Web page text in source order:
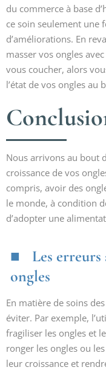
du commerce à base
ce soin seulement une
d’améliorations. En
masser vos ongles
vous coucher, alors
l’état de vos ongles au
Nous arrivons au bout
croissance de vos
compris, avoir des
le monde, à condition
d’adopter une
Les erreurs
ongles
En matière de soins
éviter. Par exemple,
fragiliser les ongles et
ronger les ongles ou
leur croissance et